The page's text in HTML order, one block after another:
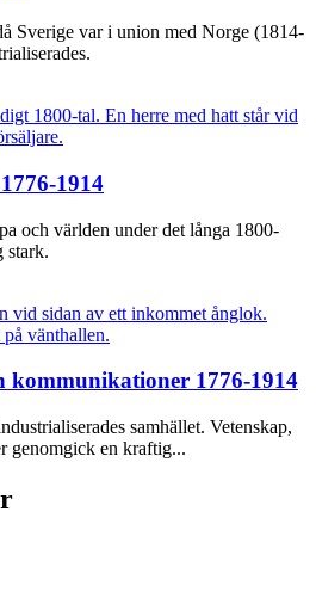
Sverige var i union med Norge (1814-
1914
och världen under det långa 1800-
stark.
kommunikationer 1776-1914
samhället. Vetenskap,
genomgick en kraftig...